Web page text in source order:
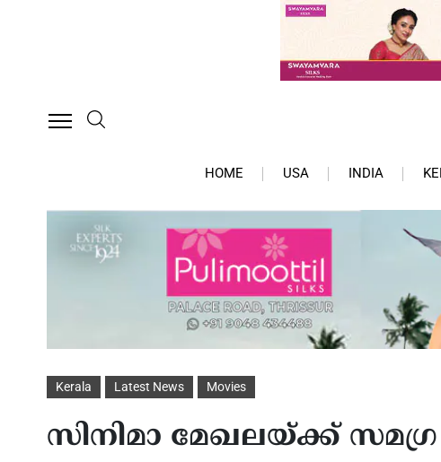
HOME USA INDIA
Kerala Latest News Movies
സിനിമാ മേഖലയ്ക്ക് സമഗ്ര